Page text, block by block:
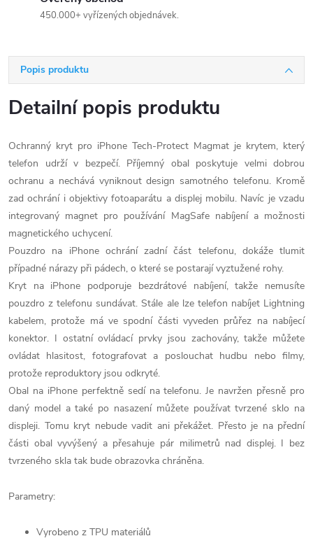
450.000+ vyřízených objednávek.
Popis produktu
Detailní popis produktu
Ochranný kryt pro iPhone Tech-Protect Magmat je krytem, který
telefon udrží v bezpečí. Příjemný obal poskytuje velmi dobrou
ochranu a nechává vyniknout design samotného telefonu. Kromě
zad ochrání i objektivy fotoaparátu a displej mobilu. Navíc je vzadu
integrovaný magnet pro používání MagSafe nabíjení a možnosti
magnetického uchycení.
Pouzdro na iPhone ochrání zadní část telefonu, dokáže tlumit
případné nárazy při pádech, o které se postarají vyztužené rohy.
Kryt na iPhone podporuje bezdrátové nabíjení, takže nemusíte
pouzdro z telefonu sundávat. Stále ale lze telefon nabíjet Lightning
kabelem, protože má ve spodní části vyveden průřez na nabíjecí
konektor. I ostatní ovládací prvky jsou zachovány, takže můžete
ovládat hlasitost, fotografovat a poslouchat hudbu nebo filmy,
protože reproduktory jsou odkryté.
Obal na iPhone perfektně sedí na telefonu. Je navržen přesně pro
daný model a také po nasazení můžete používat tvrzené sklo na
displeji. Tomu kryt nebude vadit ani překážet. Přesto je na přední
části obal vyvýšený a přesahuje pár milimetrů nad displej. I bez
tvrzeného skla tak bude obrazovka chráněna.
Parametry:
Vyrobeno z TPU materiálů